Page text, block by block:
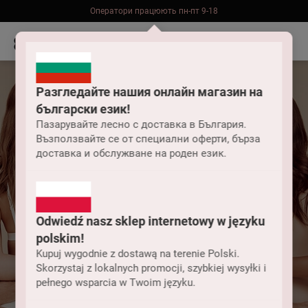
Разгледайте нашия онлайн магазин на
български език!
Пазарувайте лесно с доставка в България.
Възползвайте се от специални оферти, бърза
доставка и обслужване на роден език.
Odwiedź nasz sklep internetowy w języku
polskim!
Kupuj wygodnie z dostawą na terenie Polski.
Skorzystaj z lokalnych promocji, szybkiej wysyłki i
pełnego wsparcia w Twoim języku.
Оператори працюють пн-пт 9-18
Безкоштовна доставка до складу НП замовлень від 2000 грн
Як доглядати за
мереживним
бюстгальтером?